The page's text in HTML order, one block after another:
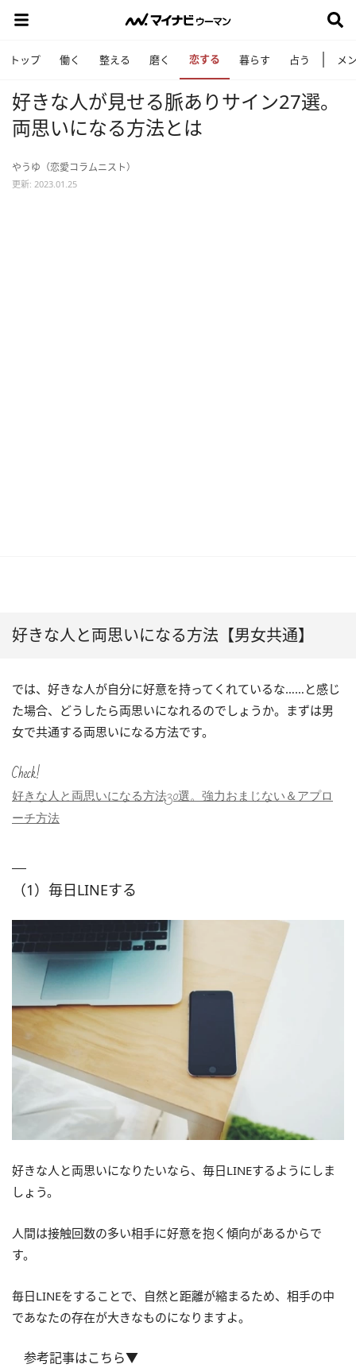
トップ 働く 整える 磨く 恋する 暮らす 占う メ
好きな人が見せる脈ありサイン27選。
両思いになる方法とは
やうゆ（恋愛コラムニスト）
更新: 2023.01.25
好きな人と両思いになる方法【男女共通】
では、好きな人が自分に好意を持ってくれているな……と感じ
た場合、どうしたら両思いになれるのでしょうか。まずは男
女で共通する両思いになる方法です。
Check!
好きな人と両思いになる方法30選。強力おまじない＆アプロ
ーチ方法
（1）毎日LINEする
好きな人と両思いになりたいなら、毎日LINEするようにしま
しょう。
人間は接触回数の多い相手に好意を抱く傾向があるからで
す。
毎日LINEをすることで、自然と距離が縮まるため、相手の中
であなたの存在が大きなものになりますよ。
参考記事はこちら▼